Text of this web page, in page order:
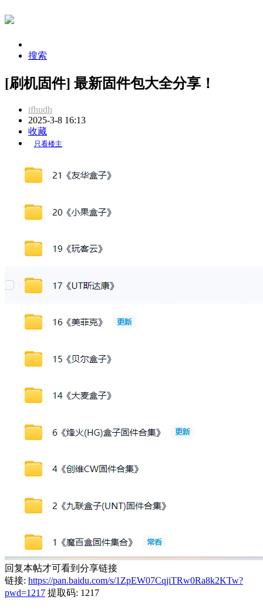
搜索
[刷机固件] 最新固件包大全分享！
ifhudh
2025-3-8 16:13
收藏
只看楼主
回复本帖才可看到分享链接
链接: https://pan.baidu.com/s/1ZpEW07CqjiTRw0Ra8k2KTw?
pwd=1217 提取码: 1217